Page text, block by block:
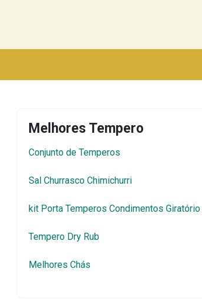
Melhores Tempero
Conjunto de Temperos
Sal Churrasco Chimichurri
kit Porta Temperos Condimentos Giratório
Tempero Dry Rub
Melhores Chás